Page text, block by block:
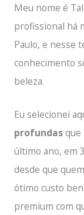
Meu nome é
profissional há
Paulo, e nesse
conhecimento
beleza.
Eu selecionei
profundasque
último ano, em
desde que
ótimo custo
premium com